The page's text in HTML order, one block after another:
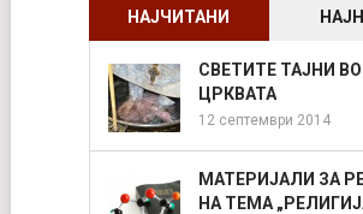
НАЈЧИТАНИ
СВЕТИТЕ ТАЈНИ ВО
ЦРКВАТА
12 септември 2014
МАТЕРИЈАЛИ ЗА
НА ТЕМА